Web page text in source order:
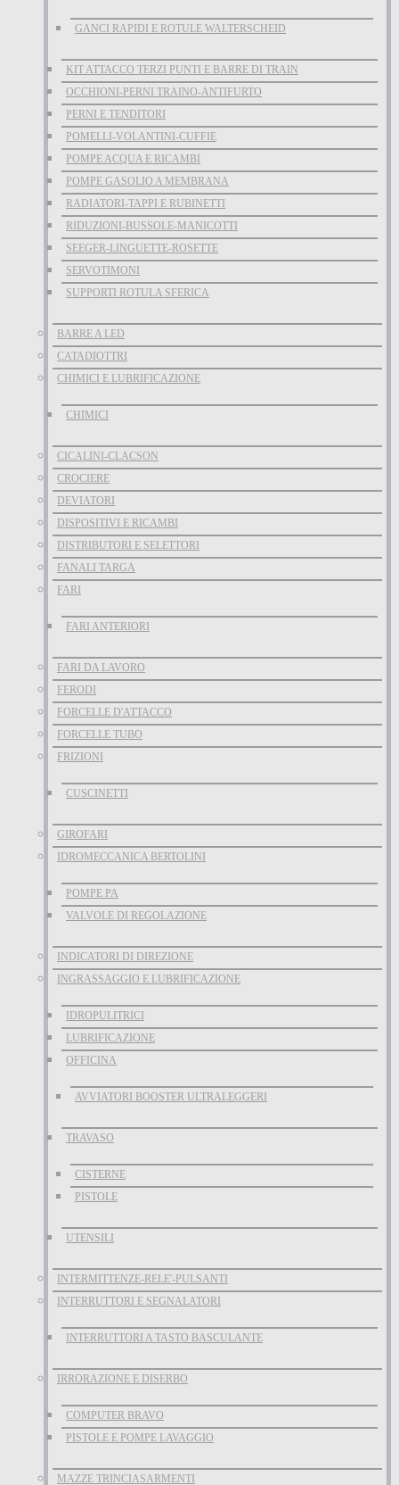
GANCI RAPIDI E ROTULE WALTERSCHEID
KIT ATTACCO TERZI PUNTI E BARRE DI TRAIN
OCCHIONI-PERNI TRAINO-ANTIFURTO
PERNI E TENDITORI
POMELLI-VOLANTINI-CUFFIE
POMPE ACQUA E RICAMBI
POMPE GASOLIO A MEMBRANA
RADIATORI-TAPPI E RUBINETTI
RIDUZIONI-BUSSOLE-MANICOTTI
SEEGER-LINGUETTE-ROSETTE
SERVOTIMONI
SUPPORTI ROTULA SFERICA
BARRE A LED
CATADIOTTRI
CHIMICI E LUBRIFICAZIONE
CHIMICI
CICALINI-CLACSON
CROCIERE
DEVIATORI
DISPOSITIVI E RICAMBI
DISTRIBUTORI E SELETTORI
FANALI TARGA
FARI
FARI ANTERIORI
FARI DA LAVORO
FERODI
FORCELLE D'ATTACCO
FORCELLE TUBO
FRIZIONI
CUSCINETTI
GIROFARI
IDROMECCANICA BERTOLINI
POMPE PA
VALVOLE DI REGOLAZIONE
INDICATORI DI DIREZIONE
INGRASSAGGIO E LUBRIFICAZIONE
IDROPULITRICI
LUBRIFICAZIONE
OFFICINA
AVVIATORI BOOSTER ULTRALEGGERI
TRAVASO
CISTERNE
PISTOLE
UTENSILI
INTERMITTENZE-RELE'-PULSANTI
INTERRUTTORI E SEGNALATORI
INTERRUTTORI A TASTO BASCULANTE
IRRORAZIONE E DISERBO
COMPUTER BRAVO
PISTOLE E POMPE LAVAGGIO
MAZZE TRINCIASARMENTI